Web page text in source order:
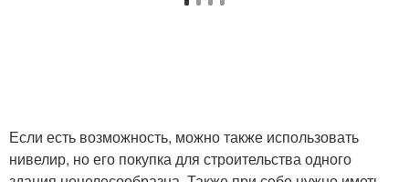
Если есть возможность, можно также использовать
нивелир, но его покупка для строительства одного